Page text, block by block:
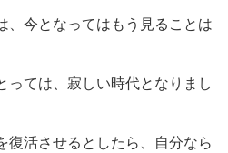
、今となってはもう見ることは
っては、寂しい時代となりまし
復活させるとしたら、自分なら